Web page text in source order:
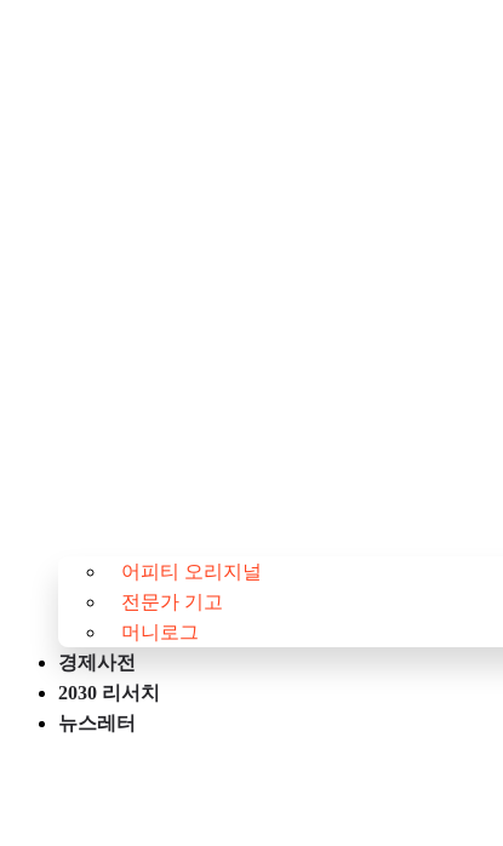
어피티 오리지널
전문가 기고
머니로그
경제사전
2030 리서치
뉴스레터